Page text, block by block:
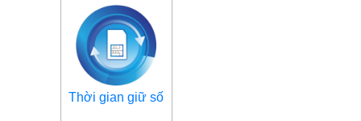
Thời gian giữ số